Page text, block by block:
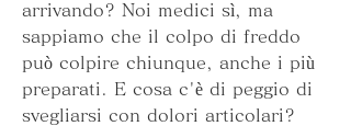
arrivando? Noi medici sì, ma
sappiamo che il colpo di freddo
può colpire chiunque, anche i più
preparati. E cosa c'è di peggio di
svegliarsi con dolori articolari?